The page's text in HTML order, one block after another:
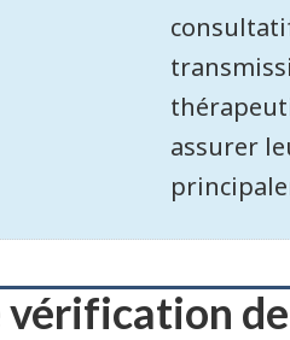
assurer
vérification